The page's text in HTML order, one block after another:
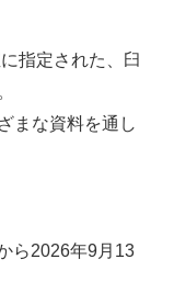
指定された、臼
まな資料を通し
ら2026年9月13